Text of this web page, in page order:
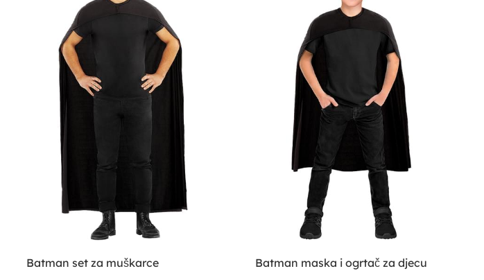
Batman set za muškarce Batman maska i ogrtač za djecu